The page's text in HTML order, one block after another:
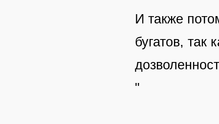
И также
бугатов, так
"